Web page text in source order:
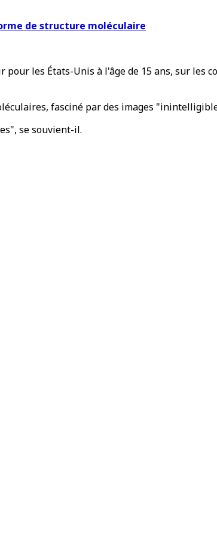
de structure moléculaire
pour les États-Unis à l'âge de 15 ans, sur
fasciné par des images
se souvient-il.